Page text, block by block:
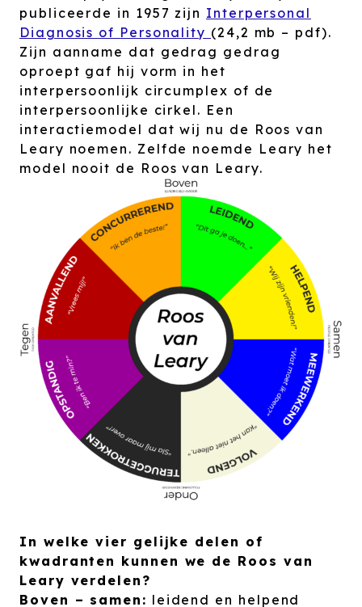
publiceerde in 1957 zijn Interpersonal
Diagnosis of Personality (24,2 mb – pdf).
Zijn aanname dat gedrag gedrag
oproept gaf hij vorm in het
interpersoonlijk circumplex of de
interpersoonlijke cirkel. Een
interactiemodel dat wij nu de Roos van
Leary noemen. Zelfde noemde Leary het
model nooit de Roos van Leary.
In welke vier gelijke delen of
kwadranten kunnen we de Roos van
Leary verdelen?
Boven – samen: leidend en helpend